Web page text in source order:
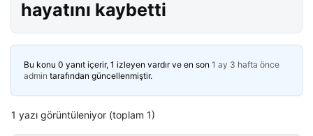
hayatını kaybetti
Bu konu 0 yanıt içerir, 1 izleyen vardır ve en son 1 ay 3 hafta önce
admin tarafından güncellenmiştir.
1 yazı görüntüleniyor (toplam 1)